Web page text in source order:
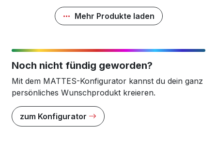
Mehr Produkte laden
Noch nicht fündig geworden?
Mit dem MATTES-Konfigurator kannst du dein ganz
persönliches Wunschprodukt kreieren.
zum Konfigurator